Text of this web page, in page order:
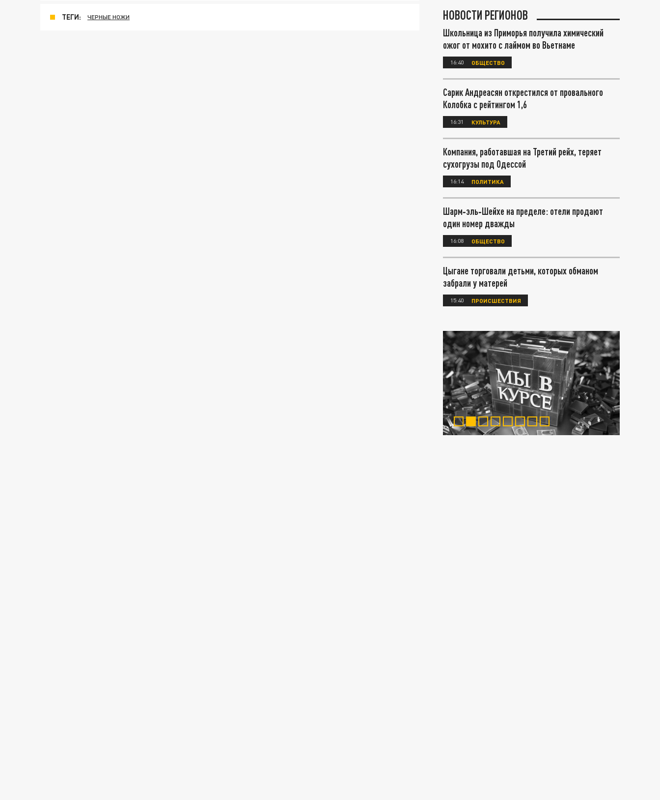
ТЕГИ: ЧЕРНЫЕ НОЖИ НОВОСТИ РЕГИОНОВ
Школьница из Приморья получила химический
ожог от мохито с лаймом во Вьетнаме
16:40 ОБЩЕСТВО
Сарик Андреасян открестился от провального
Колобка с рейтингом 1,6
16:31 КУЛЬТУРА
Компания, работавшая на Третий рейх, теряет
сухогрузы под Одессой
16:14 ПОЛИТИКА
Шарм‑эль‑Шейхе на пределе: отели продают
один номер дважды
16:08 ОБЩЕСТВО
Цыгане торговали детьми, которых обманом
забрали у матерей
15:40 ПРОИСШЕСТВИЯ